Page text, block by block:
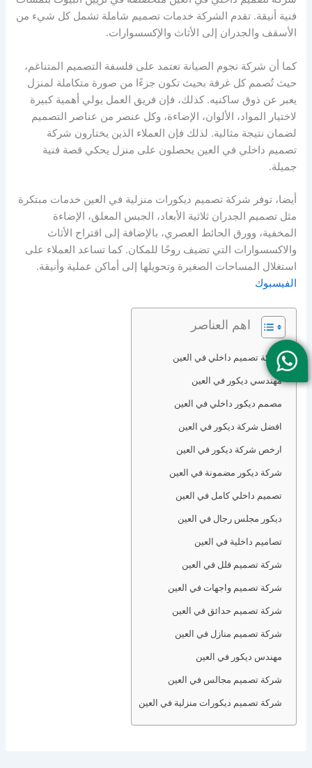
فنية أنيقة. تقدم الشركة خدمات تصميم شاملة تشمل كل شيء من
الأسقف والجدران إلى الأثاث والإكسسوارات.
كما أن شركة نجوم الصيانة تعتمد على فلسفة التصميم المتناغم،
حيث تُصمم كل غرفة بحيث تكون جزءًا من صورة متكاملة لمنزل
يعبر عن ذوق ساكنيه. كذلك، فإن فريق العمل يولي أهمية كبيرة
لاختيار المواد، الألوان، الإضاءة، وكل عنصر من عناصر التصميم
لضمان نتيجة مثالية. لذلك فإن العملاء الذين يختارون شركة
تصميم داخلي في العين يحصلون على منزل يحكي قصة فنية
جميلة.
أيضا، توفر شركة تصميم ديكورات منزلية في العين خدمات مبتكرة
مثل تصميم الجدران ثلاثية الأبعاد، الجبس المعلق، الإضاءة
المخفية، وورق الحائط العصري، بالإضافة إلى اقتراح الأثاث
والاكسسوارات التي تضيف روحًا للمكان. كما تساعد العملاء على
استغلال المساحات الصغيرة وتحويلها إلى أماكن عملية وأنيقة.
الفيسبوك
اهم العناصر
شركة تصميم داخلي في العين
مهندسي ديكور في العين
مصمم ديكور داخلي في العين
افضل شركة ديكور في العين
ارخص شركة ديكور في العين
شركة ديكور مضمونة في العين
تصميم داخلي كامل في العين
ديكور مجلس رجال في العين
تصاميم داخلية في العين
شركة تصميم فلل في العين
شركة تصميم واجهات في العين
شركة تصميم حدائق في العين
شركة تصميم منازل في العين
مهندس ديكور في العين
شركة تصميم مجالس في العين
شركة تصميم ديكورات منزلية في العين